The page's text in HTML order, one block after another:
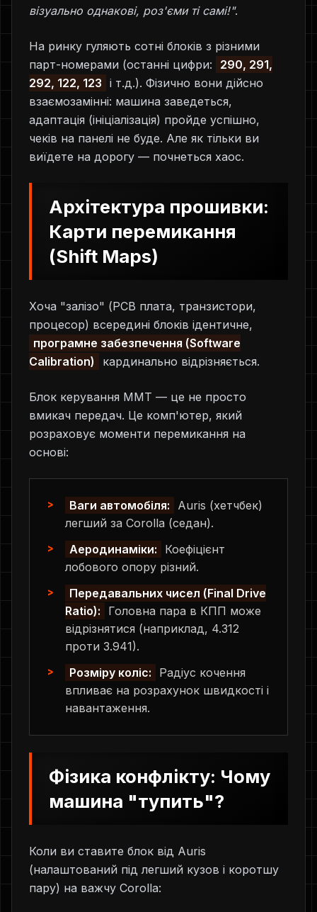
візуально однакові, роз'єми ті самі!".
На ринку гуляють сотні блоків з різними
парт-номерами (останні цифри:
290, 291,
292, 122, 123 і т.д.). Фізично вони дійсно
взаємозамінні: машина заведеться,
адаптація (ініціалізація) пройде успішно,
чеків на панелі не буде. Але як тільки ви
виїдете на дорогу — почнеться хаос.
Архітектура прошивки:
Карти перемикання
(Shift Maps)
Хоча "залізо" (PCB плата, транзистори,
процесор) всередині блоків ідентичне,
програмне забезпечення (Software
Calibration)
кардинально відрізняється.
Блок керування MMT — це не просто
вмикач передач. Це комп'ютер, який
розраховує моменти перемикання на
основі:
Ваги автомобіля:
Auris (хетчбек)
легший за Corolla (седан).
Аеродинаміки:
Коефіцієнт
лобового опору різний.
Передавальних чисел (Final Drive
Ratio):
Головна пара в КПП може
відрізнятися (наприклад, 4.312
проти 3.941).
Розміру коліс:
Радіус кочення
впливає на розрахунок швидкості і
навантаження.
Фізика конфлікту: Чому
машина "тупить"?
Коли ви ставите блок від Auris
(налаштований під легший кузов і коротшу
пару) на важчу Corolla: